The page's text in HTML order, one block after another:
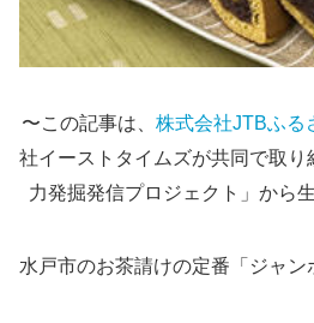
〜この記事は、 株式会社JTBふる
社イーストタイムズが共同で取
力発掘発信プロジェクト」から
水戸市のお茶請けの定番「ジャン